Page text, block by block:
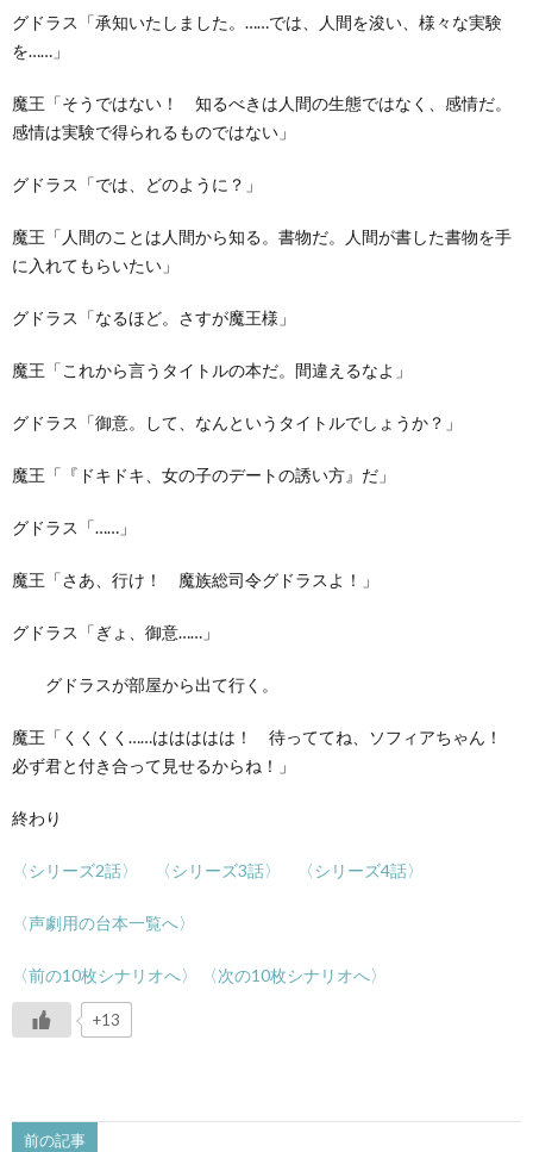
グドラス「承知いたしました。……では、人間を浚い、様々な実験
を……」
魔王「そうではない！ 知るべきは人間の生態ではなく、感情だ。
感情は実験で得られるものではない」
グドラス「では、どのように？」
魔王「人間のことは人間から知る。書物だ。人間が書した書物を手
に入れてもらいたい」
グドラス「なるほど。さすが魔王様」
魔王「これから言うタイトルの本だ。間違えるなよ」
グドラス「御意。して、なんというタイトルでしょうか？」
魔王「『ドキドキ、女の子のデートの誘い方』だ」
グドラス「……」
魔王「さあ、行け！ 魔族総司令グドラスよ！」
グドラス「ぎょ、御意……」
グドラスが部屋から出て行く。
魔王「くくくく……ははははは！ 待っててね、ソフィアちゃん！
必ず君と付き合って見せるからね！」
終わり
〈シリーズ2話〉 〈シリーズ3話〉 〈シリーズ4話〉
〈声劇用の台本一覧へ〉
〈前の10枚シナ リオへ〉 〈次の10枚シナリオへ〉
+13
前の記事